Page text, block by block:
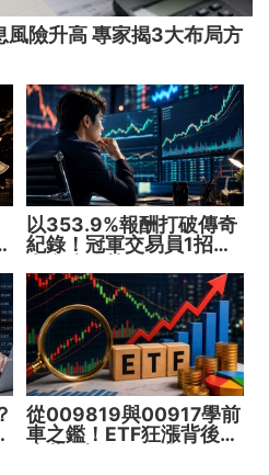
風險升高 專家揭3大布局方
以353.9%報酬打破傳奇
紀錄！冠軍交易員1招抓
從009819與00917學前
車之鑑！ETF狂漲背後